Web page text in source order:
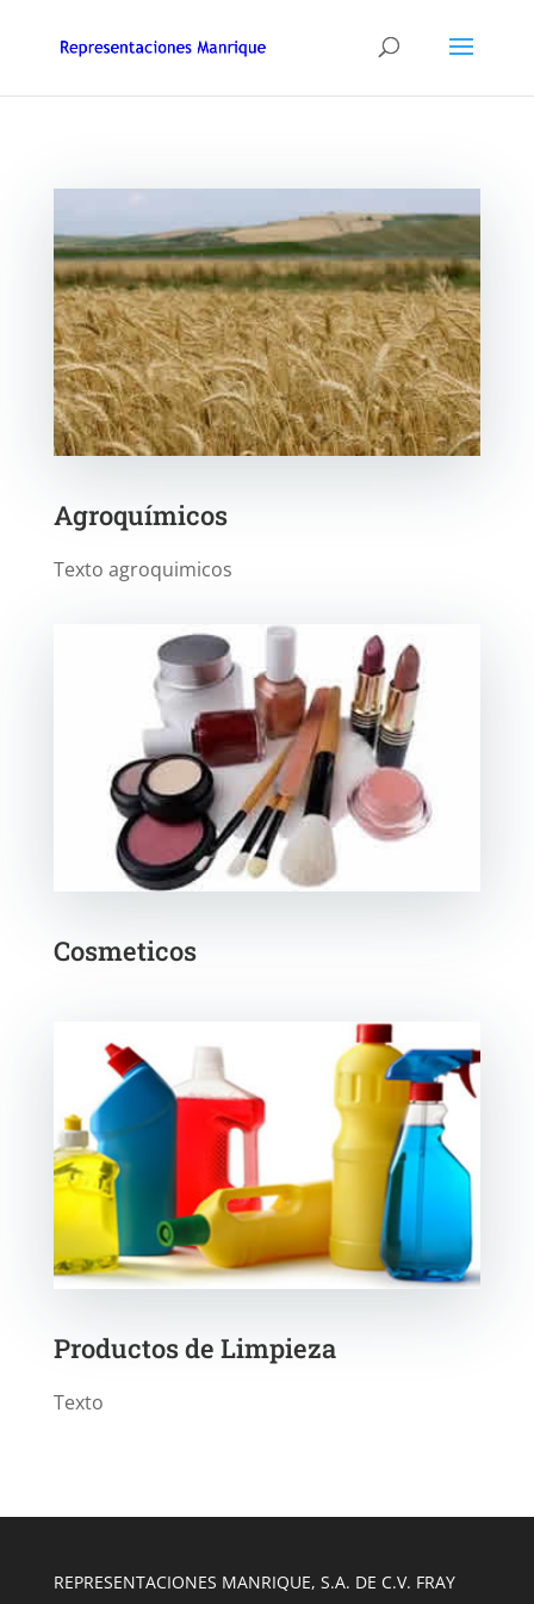
Agroquímicos
Texto agroquimicos
Cosmeticos
Productos de Limpieza
Texto
REPRESENTACIONES MANRIQUE, S.A. DE C.V. FRAY